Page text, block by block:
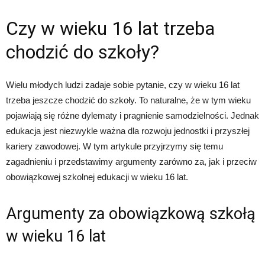
Czy w wieku 16 lat trzeba
chodzić do szkoły?
Wielu młodych ludzi zadaje sobie pytanie, czy w wieku 16 lat
trzeba jeszcze chodzić do szkoły. To naturalne, że w tym wieku
pojawiają się różne dylematy i pragnienie samodzielności. Jednak
edukacja jest niezwykle ważna dla rozwoju jednostki i przyszłej
kariery zawodowej. W tym artykule przyjrzymy się temu
zagadnieniu i przedstawimy argumenty zarówno za, jak i przeciw
obowiązkowej szkolnej edukacji w wieku 16 lat.
Argumenty za obowiązkową szkołą
w wieku 16 lat